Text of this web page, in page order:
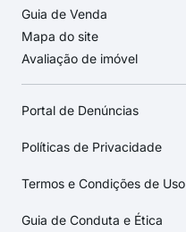
Guia de Venda
Mapa do site
Avaliação de imóvel
Portal de Denúncias
Políticas de Privacidade
Termos e Condições de Uso
Guia de Conduta e Ética